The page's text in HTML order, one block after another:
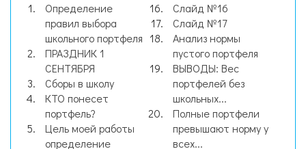
Определение
правил выбора
школьного портфеля
ПРАЗДНИК 1
СЕНТЯБРЯ
Сборы в школу
КТО понесет
портфель?
Цель моей работы
определение
Слайд №16
Слайд №17
Анализ нормы
пустого портфеля
ВЫВОДЫ: Вес
портфелей без
школьных...
Полные портфели
превышают норму у
всех...